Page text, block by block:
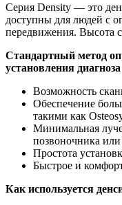
Серия Density — это
доступны для людей с
передвижения. Высота
Стандартный метод
установления
Возможность
Обеспечение
такими как
Минимальная
позвоночника
Простота
Быстрое и
Как используется